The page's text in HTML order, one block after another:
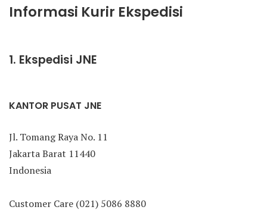
Informasi Kurir Ekspedisi
1. Ekspedisi JNE
KANTOR PUSAT JNE
Jl. Tomang Raya No. 11
Jakarta Barat 11440
Indonesia
Customer Care (021) 5086 8880